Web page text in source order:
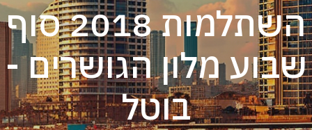
השתלמות 2018 סוף
שבוע מלון הגושרים -
בוטל